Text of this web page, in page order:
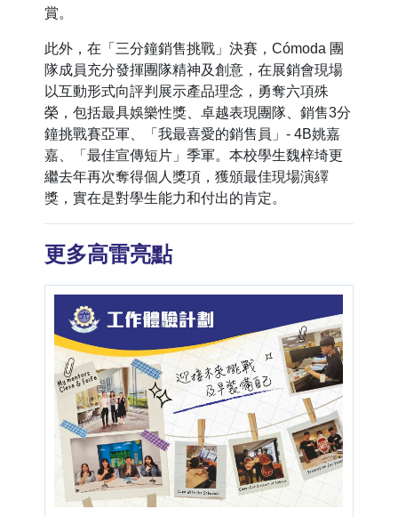
賞。
此外，在「三分鐘銷售挑戰」決賽，Cómoda 團
隊成員充分發揮團隊精神及創意，在展銷會現場
以互動形式向評判展示產品理念，勇奪六項殊
榮，包括最具娛樂性獎、卓越表現團隊、銷售3分
鐘挑戰賽亞軍、「我最喜愛的銷售員」- 4B姚嘉
嘉、「最佳宣傳短片」季軍。本校學生魏梓埼更
繼去年再次奪得個人獎項，獲頒最佳現場演繹
獎，實在是對學生能力和付出的肯定。
更多高雷亮點